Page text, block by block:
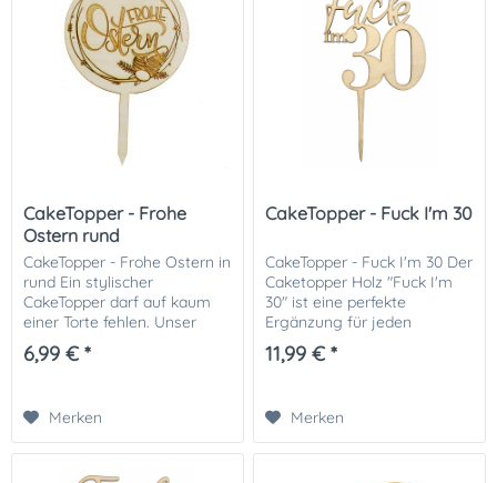
CakeTopper - Frohe
Ostern rund
CakeTopper - Frohe Ostern in
rund Ein stylischer
CakeTopper darf auf kaum
einer Torte fehlen. Unser
runder CakeTopper aus Holz
mi dem Schriftzug "Frohe
6,99 € *
Merken
CakeTopper - Fuck I'm 30
CakeTopper - Fuck I'm 30 Der
Caketopper Holz "Fuck I'm
30" ist eine perfekte
Ergänzung für jeden
Geburtstagskuchen. Das
handgefertigte und robuste
hergestellt, und...
11,99 € *
Merken